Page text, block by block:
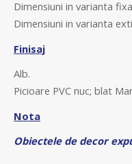
Dimensiuni in varianta
Dimensiuni in varianta
Finisaj
Alb.
Picioare PVC nuc; blat
Nota
Obiectele de decor